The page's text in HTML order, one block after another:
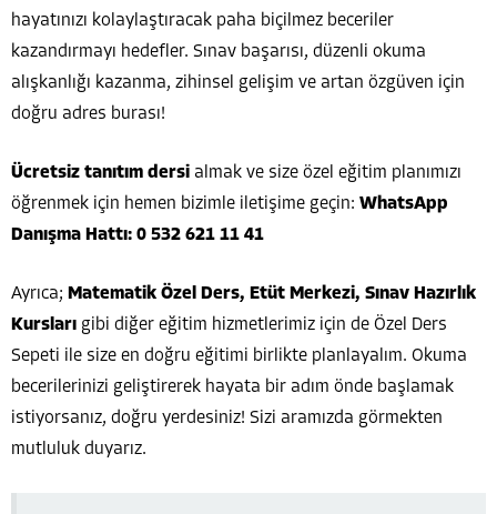
hayatınızı kolaylaştıracak paha biçilmez beceriler
kazandırmayı hedefler. Sınav başarısı, düzenli okuma
alışkanlığı kazanma, zihinsel gelişim ve artan özgüven için
doğru adres burası!
Ücretsiz tanıtım dersi almak ve size özel eğitim planımızı
öğrenmek için hemen bizimle iletişime geçin: WhatsApp
Danışma Hattı: 0 532 621 11 41
Ayrıca; Matematik Özel Ders, Etüt Merkezi, Sınav Hazırlık
Kursları gibi diğer eğitim hizmetlerimiz için de Özel Ders
Sepeti ile size en doğru eğitimi birlikte planlayalım. Okuma
becerilerinizi geliştirerek hayata bir adım önde başlamak
istiyorsanız, doğru yerdesiniz! Sizi aramızda görmekten
mutluluk duyarız.